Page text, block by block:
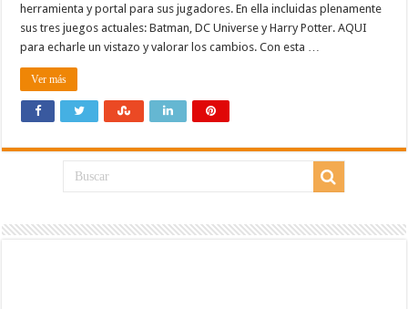
herramienta y portal para sus jugadores. En ella incluidas plenamente
sus tres juegos actuales: Batman, DC Universe y Harry Potter. AQUI
para echarle un vistazo y valorar los cambios. Con esta …
Ver más